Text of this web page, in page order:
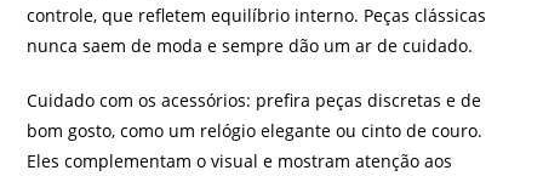
controle, que refletem equilíbrio interno. Peças clássicas
nunca saem de moda e sempre dão um ar de cuidado.
Cuidado com os acessórios: prefira peças discretas e de
bom gosto, como um relógio elegante ou cinto de couro.
Eles complementam o visual e mostram atenção aos